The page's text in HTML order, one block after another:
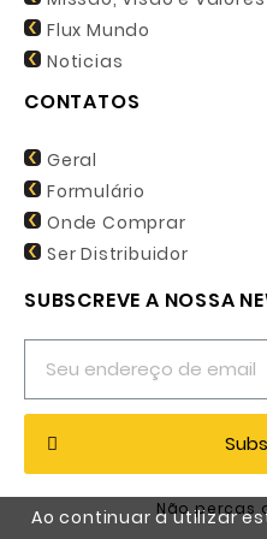
Ao continuar a utilizar
Flux Mundo
Noticias
CONTATOS
Geral
Formulário
Onde Comprar
Ser Distribuidor
SUBSCREVE A NOSSA
Não percas